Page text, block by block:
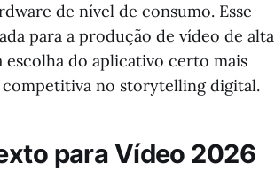
de nível de consumo. Esse
para a produção de vídeo de alta
do aplicativo certo mais
no storytelling digital.
para Vídeo 2026